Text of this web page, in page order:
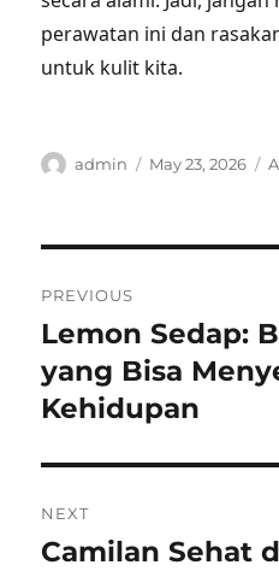
perawatan ini dan
untuk kulit kita.
Author
admin
Posted
May 23, 2026
navigation
PREVIOUS
Previous
post:
Lemon Sedap:
yang Bisa
Kehidupan
NEXT
Next
Camilan Sehat